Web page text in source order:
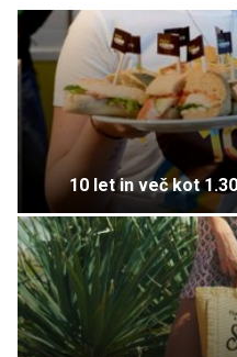
10 let in več kot